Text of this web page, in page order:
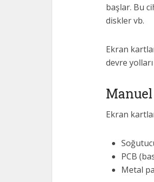
başlar. Bu
diskler vb.
Ekran
devre
Ekran
PCB
Metal